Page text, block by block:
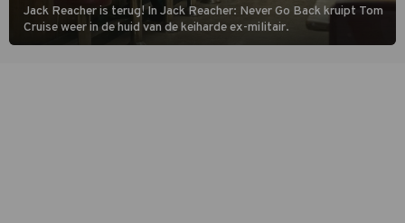
Jack Reacher is terug! In Jack Reacher: Never Go Back kruipt Tom
Cruise weer in de huid van de keiharde ex-militair.